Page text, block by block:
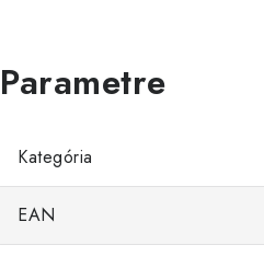
Kategória
EAN